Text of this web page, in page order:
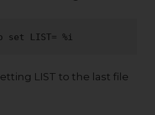
LIST= %i
LIST to the last file